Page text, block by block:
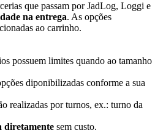
que passam por JadLog, Loggi e
na entrega. As opções
ao carrinho.
possuem limites quando ao tamanho
diponibilizadas conforme a sua
realizadas por turnos, ex.: turno da
diretamente sem custo.